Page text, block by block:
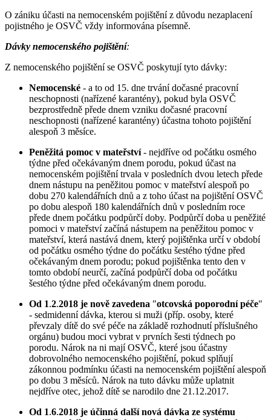
O zániku účasti na nemocenském pojištění z důvodu nezaplacení
pojistného je OSVČ vždy informována písemně.
Dávky nemocenského pojištění:
Z nemocenského pojištění se OSVČ poskytují tyto dávky:
Nemocenské - a to od 15. dne trvání dočasné pracovní
neschopnosti (nařízené karantény), pokud byla OSVČ
bezprostředně přede dnem vzniku dočasné pracovní
neschopnosti (nařízené karantény) účastna tohoto pojištění
alespoň 3 měsíce.
Peněžitá pomoc v mateřství- nejdříve od počátku osmého
týdne před očekávaným dnem porodu, pokud účast na
nemocenském pojištění trvala v posledních dvou letech přede
dnem nástupu na peněžitou pomoc v mateřství alespoň po
dobu 270 kalendářních dnů a z toho účast na pojištění OSVČ
po dobu alespoň 180 kalendářních dnů v posledním roce
přede dnem počátku podpůrčí doby. Podpůrčí doba u peněžité
pomoci v mateřství začíná nástupem na peněžitou pomoc v
mateřství, která nastává dnem, který pojištěnka určí v období
od počátku osmého týdne do počátku šestého týdne před
očekávaným dnem porodu; pokud pojištěnka tento den v
tomto období neurčí, začíná podpůrčí doba od počátku
šestého týdne před očekávaným dnem porodu.
Od 1.2.2018 je nově zavedena "otcovská poporodní péče"
- sedmidenní dávka, kterou si muži (příp. osoby, které
převzaly dítě do své péče na základě rozhodnutí příslušného
orgánu) budou moci vybrat v prvních šesti týdnech po
porodu. Nárok na ni mají OSVČ, které jsou účastny
dobrovolného nemocenského pojištění, pokud splňují
zákonnou podmínku účasti na nemocenském pojištění alespoň
po dobu 3 měsíců. Nárok na tuto dávku může uplatnit
nejdříve otec, jehož dítě se narodilo dne 21.12.2017.
Od 1.6.2018 je účinná další nová dávka ze systému